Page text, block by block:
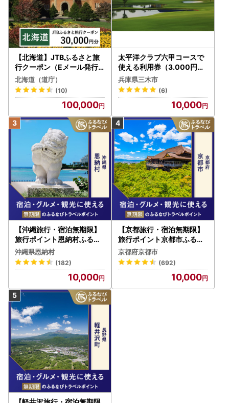
【北海道】JTBふるさと旅
行クーポン（Eメール発行
）30,000円分 旅行 トラベ
ル 宿泊 人気 おすすめ JTB
W030T
北海道（道庁）
(10)
100,000
太平洋クラブ六甲コースで
使える利用券（3.000円分
）
兵庫県三木市
(6)
10,000
【沖縄旅行・宿泊無期限】
旅行ポイント恩納村ふるな
びトラベルポイント
沖縄県恩納村
(182)
10,000
【京都旅行・宿泊無期限】
旅行ポイント京都市ふるな
びトラベルポイント
京都府京都市
(692)
10,000